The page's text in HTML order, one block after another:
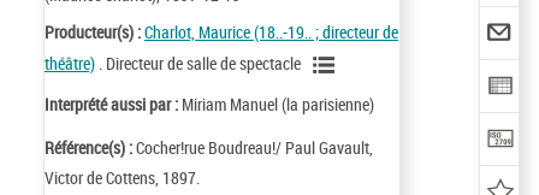
Producteur(s) :Charlot, Maurice (18..-19.. ; directeur de
théâtre) . Directeur de salle de spectacle
Interprété aussi par : Miriam Manuel (la parisienne)
Référence(s) :Cocher!rue Boudreau!/ Paul Gavault,
Victor de Cottens, 1897.